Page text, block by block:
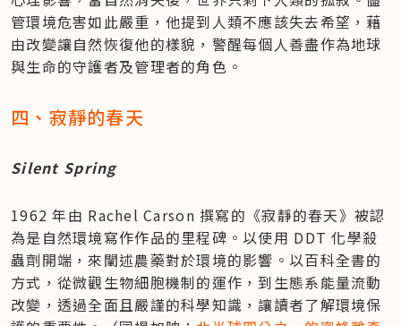
管環境危害如此嚴重，他提到人類不應該失去希望，藉
由改變讓自然恢復他的樣貌，警醒每個人善盡作為地球
與生命的守護者及管理者的角色。
四、寂靜的春天
Silent Spring
1962 年由 Rachel Carson 撰寫的《寂靜的春天》被認
為是自然環境寫作作品的里程碑。以使用 DDT 化學殺
蟲劑開端，來闡述農藥對於環境的影響。以百科全書的
方式，從微觀生物細胞機制的運作，到生態系能量流動
改變，透過全面且嚴謹的科學知識，讓讀者了解環境保